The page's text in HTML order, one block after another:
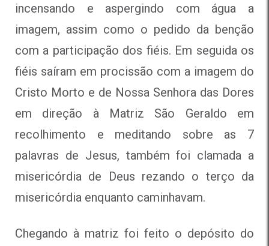
incensando e aspergindo com água a
imagem, assim como o pedido da benção
com a participação dos fiéis. Em seguida os
fiéis saíram em procissão com a imagem do
Cristo Morto e de Nossa Senhora das Dores
em direção à Matriz São Geraldo em
recolhimento e meditando sobre as 7
palavras de Jesus, também foi clamada a
misericórdia de Deus rezando o terço da
misericórdia enquanto caminhavam.
Chegando à matriz foi feito o depósito do